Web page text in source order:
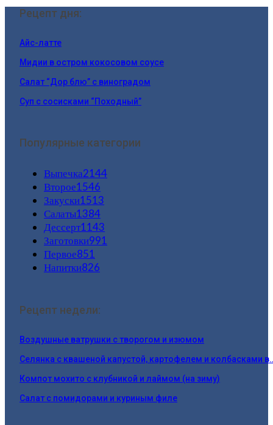
Рецепт дня:
Айс-латте
Мидии в остром кокосовом соусе
Салат “Дор блю” с виноградом
Суп с сосисками “Походный”
Популярные категории
Выпечка2144
Второе1546
Закуски1513
Салаты1384
Дессерт1143
Заготовки991
Первое851
Напитки826
Рецепт недели:
Воздушные ватрушки с творогом и изюмом
Селянка с квашеной капустой, картофелем и колбасками
Компот мохито с клубникой и лаймом (на зиму)
Салат с помидорами и куриным филе